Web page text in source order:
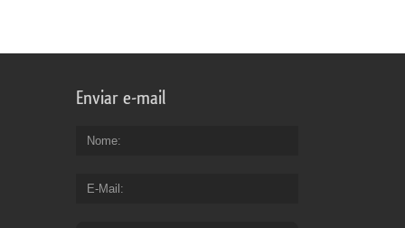
Enviar e-mail
Nome
E-Mail